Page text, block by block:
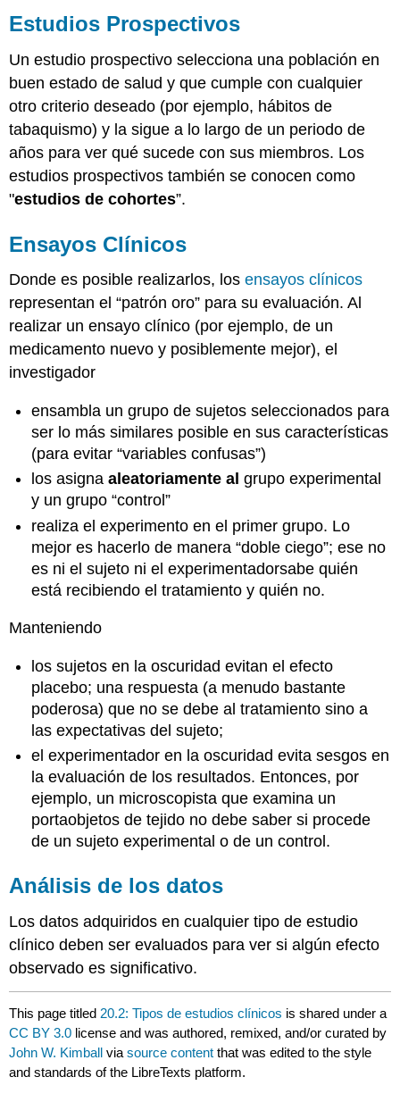
Estudios Prospectivos
Un estudio prospectivo selecciona una población en
buen estado de salud y que cumple con cualquier
otro criterio deseado (por ejemplo, hábitos de
tabaquismo) y la sigue a lo largo de un periodo de
años para ver qué sucede con sus miembros. Los
estudios prospectivos también se conocen como
"estudios de cohortes”.
Ensayos Clínicos
Donde es posible realizarlos, losensayos clínicos
representan el “patrón oro” para su evaluación. Al
realizar un ensayo clínico (por ejemplo, de un
medicamento nuevo y posiblemente mejor), el
investigador
ensambla un grupo de sujetos seleccionados para
ser lo más similares posible en sus características
(para evitar “variables confusas”)
los asignaaleatoriamente al grupo experimental
y un grupo “control”
realiza el experimento en el primer grupo. Lo
mejor es hacerlo de manera “doble ciego”; ese no
es ni el sujeto ni el experimentadorsabe quién
está recibiendo el tratamiento y quién no.
Manteniendo
los sujetos en la oscuridad evitan el efecto
placebo; una respuesta (a menudo bastante
poderosa) que no se debe al tratamiento sino a
las expectativas del sujeto;
el experimentador en la oscuridad evita sesgos en
la evaluación de los resultados. Entonces, por
ejemplo, un microscopista que examina un
portaobjetos de tejido no debe saber si procede
de un sujeto experimental o de un control.
Análisis de los datos
Los datos adquiridos en cualquier tipo de estudio
clínico deben ser evaluados para ver si algún efecto
observado es significativo.
This page titled 20.2: Tipos de estudios clínicos is shared under a
CC BY 3.0 license and was authored, remixed, and/or curated by
John W. Kimball viasource content that was edited to the style
and standards of the LibreTexts platform.